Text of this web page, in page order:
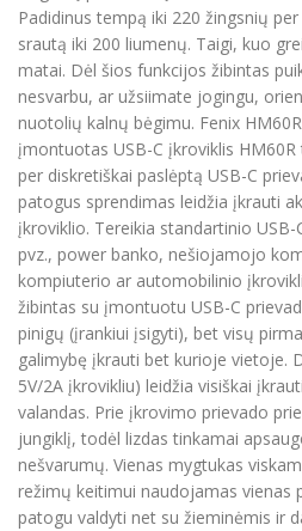
Padidinus tempą iki 220 žingsnių
srautą iki 200 liumenų. Taigi, kuo
matai. Dėl šios funkcijos žibintas
nesvarbu, ar užsiimate jogingu,
nuotolių kalnų bėgimu. Fenix
įmontuotas USB-C įkroviklis
per diskretiškai paslėptą USB-C
patogus sprendimas leidžia įkrauti
įkroviklio. Tereikia standartinio
pvz., power banko, nešiojamojo
kompiuterio ar automobilinio
žibintas su įmontuotu USB-C
pinigų (įrankiui įsigyti), bet visų
galimybę įkrauti bet kurioje vietoje.
5V/2A įkrovikliu) leidžia visiškai
valandas. Prie įkrovimo prievado
jungiklį, todėl lizdas tinkamai
nešvarumų. Vienas mygtukas
režimų keitimui naudojamas vienas
patogu valdyti net su žieminėmis ir